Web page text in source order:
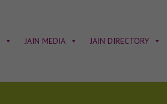
JAIN MEDIA JAIN DIRECTORY